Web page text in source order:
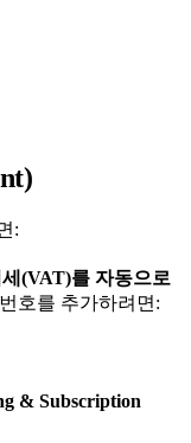
:
(VAT)를 자동으로
호를 추가하려면:
& Subscription